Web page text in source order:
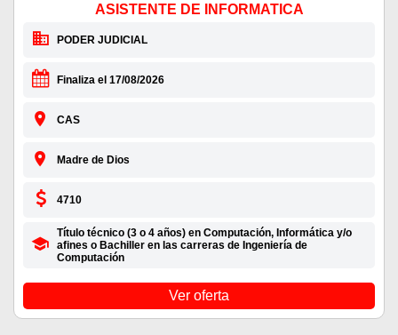
ASISTENTE DE INFORMATICA
PODER JUDICIAL
Finaliza el 17/08/2026
CAS
Madre de Dios
4710
Título técnico (3 o 4 años) en Computación, Informática y/o
afines o Bachiller en las carreras de Ingeniería de
Computación
Ver oferta